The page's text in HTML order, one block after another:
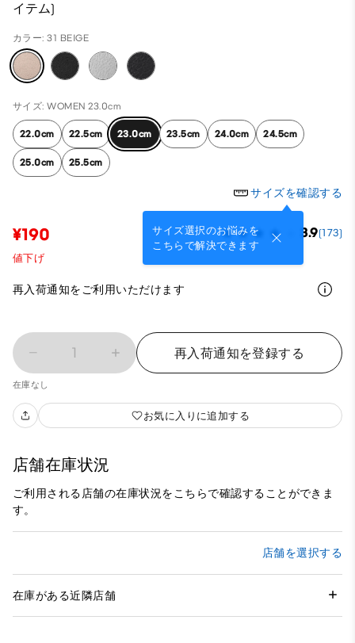
イテム)
カラー: 31 BEIGE
サイズ: WOMEN 23.0cm
22.0cm 22.5cm 23.0cm 23.5cm 24.0cm 24.5cm
25.0cm 25.5cm
サイズを確認する
サイズ選択のお悩みを
こちらで解決できます
¥190 3.9(173)
値下げ
再入荷通知をご利用いただけます
1 再入荷通知を登録する
在庫なし
お気に入りに追加する
店舗在庫状況
ご利用される店舗の在庫状況をこちらで確認することができま
す。
店舗を選択する
在庫がある近隣店舗